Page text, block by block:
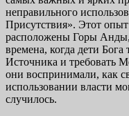
неправильного
Присутствия». Этот
расположены Горы
времена, когда дети Бога
Источника и требовать
они воспринимали, как
использовании власти
случилось.